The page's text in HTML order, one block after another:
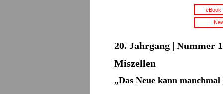
20. Jahrgang | Nummer
Miszellen
„Das Neue kann manchmal